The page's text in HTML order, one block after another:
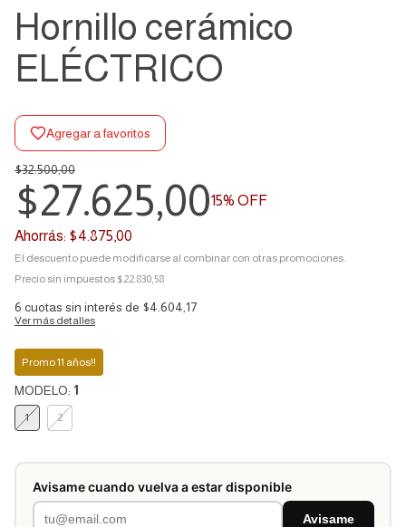
Hornillo cerámico
ELÉCTRICO
Agregar a favoritos
$32.500,00
$27.625,0015% OFF
Ahorrás: $4.875,00
El descuento puede modificarse al combinar con otras promociones.
Precio sin impuestos $22.830,58
6 cuotas sin interés de $4.604,17
Ver más detalles
Promo 11 años!!
MODELO: 1
1 2
Avisame cuando vuelva a estar disponible
Avisame